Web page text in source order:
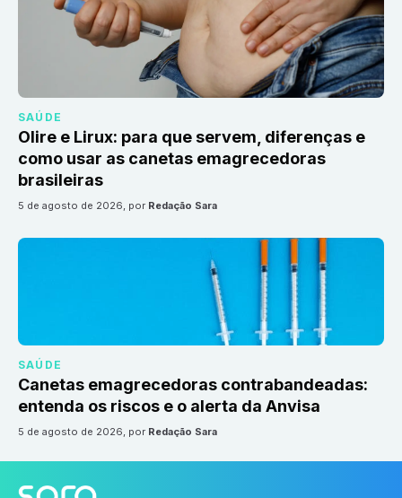
SAÚDE
Olire e Lirux: para que servem, diferenças e
como usar as canetas emagrecedoras
brasileiras
5 de agosto de 2026, por Redação Sara
SAÚDE
Canetas emagrecedoras contrabandeadas:
entenda os riscos e o alerta da Anvisa
5 de agosto de 2026, por Redação Sara